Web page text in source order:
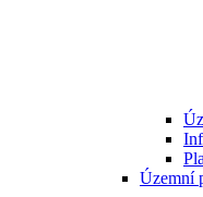
Územní